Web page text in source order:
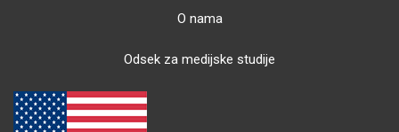
O nama
Odsek za medijske studije